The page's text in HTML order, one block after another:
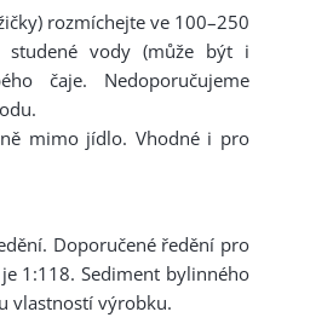
rozmíchejte ve 100–250
vody (může být i
čaje. Nedoporučujeme
mimo jídlo. Vhodné i pro
Doporučené ředění pro
1:118. Sediment bylinného
vlastností výrobku.